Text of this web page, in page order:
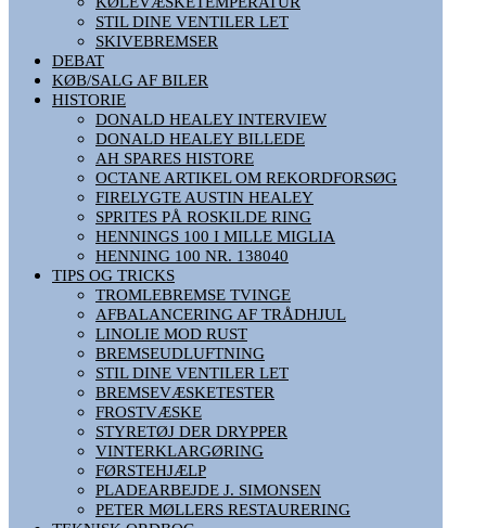
STIL DINE VENTILER LET
SKIVEBREMSER
DEBAT
KØB/SALG AF BILER
HISTORIE
DONALD HEALEY INTERVIEW
DONALD HEALEY BILLEDE
AH SPARES HISTORE
OCTANE ARTIKEL OM REKORDFORSØG
FIRELYGTE AUSTIN HEALEY
SPRITES PÅ ROSKILDE RING
HENNINGS 100 I MILLE MIGLIA
HENNING 100 NR. 138040
TIPS OG TRICKS
TROMLEBREMSE TVINGE
AFBALANCERING AF TRÅDHJUL
LINOLIE MOD RUST
BREMSEUDLUFTNING
STIL DINE VENTILER LET
BREMSEVÆSKETESTER
FROSTVÆSKE
STYRETØJ DER DRYPPER
VINTERKLARGØRING
FØRSTEHJÆLP
PLADEARBEJDE J. SIMONSEN
PETER MØLLERS RESTAURERING